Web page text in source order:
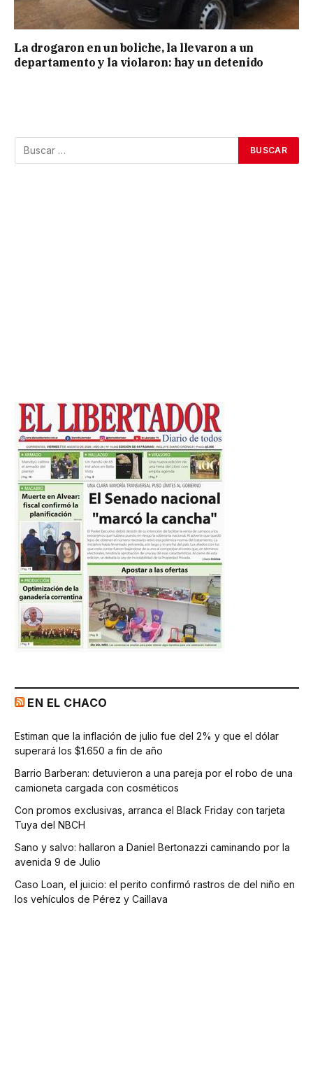
La drogaron en un boliche, la llevaron a un
departamento y la violaron: hay un detenido
EN EL CHACO
Estiman que la inflación de julio fue del 2% y que el dólar
superará los $1.650 a fin de año
Barrio Barberan: detuvieron a una pareja por el robo de una
camioneta cargada con cosméticos
Con promos exclusivas, arranca el Black Friday con tarjeta
Tuya del NBCH
Sano y salvo: hallaron a Daniel Bertonazzi caminando por la
avenida 9 de Julio
Caso Loan, el juicio: el perito confirmó rastros de del niño en
los vehículos de Pérez y Caillava